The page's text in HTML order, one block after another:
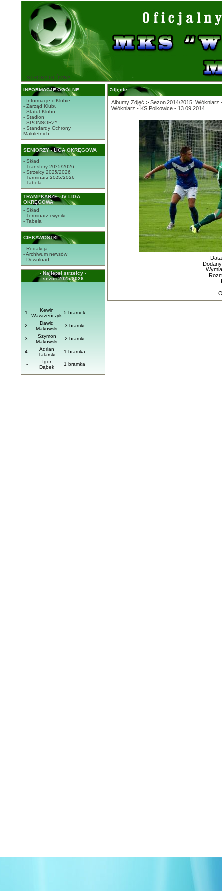
STRONA GŁÓWNA
INFORMACJE OGÓLNE
- Informacje o Klubie
- Zarząd Klubu
- Statut Klubu
- Stadion
- SPONSORZY
- Standardy Ochrony
Małoletnich
SENIORZY - LIGA OKRĘGOWA
- Skład
- Transfery 2025/2026
- Strzelcy 2025/2026
- Terminarz 2025/2026
- Tabela
TRAMPKARZE - IV LIGA
OKRĘGOWA
- Skład
- Terminarz i wyniki
- Tabela
CIEKAWOSTKI
- Redakcja
- Archiwum newsów
- Download
- Najlepsi strzelcy -
sezon 2025/2026
1.
Kewin
Wawrzeńczyk
5 bramek
2.
Dawid
Makowski
3 bramki
3.
Szymon
Makowski
2 bramki
4.
Adrian
Talarski
1 bramka
-
Igor
Dąbek
1 bramka
Zdjęcie
Albumy Zdjęć > Sezon 2014/2015:
Włókniarz - KS Polkowice - 13.09.2014